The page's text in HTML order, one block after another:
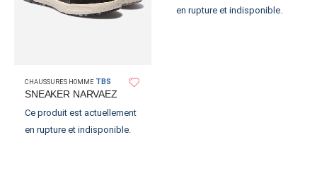
CHAUSSURES HOMME TBS
SNEAKER NARVAEZ
Ce produit est actuellement
en rupture et indisponible.
en rupture et indisponible.